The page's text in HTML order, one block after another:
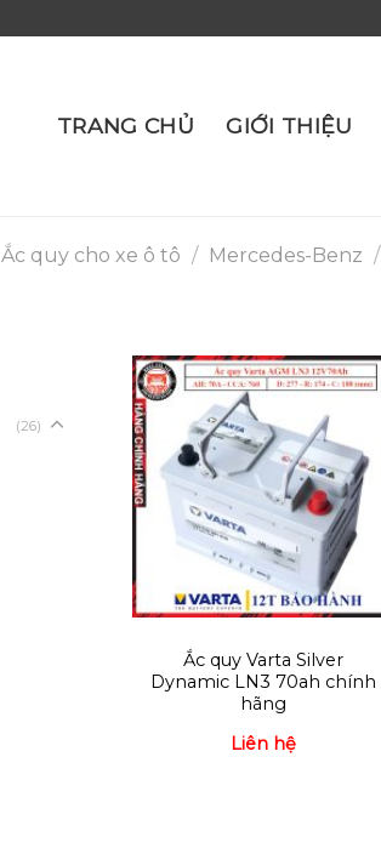
TRANG CHỦ GIỚI THIỆU
Ắc quy cho xe ô tô / Mercedes-Benz /
(26)
Ắc quy Varta Silver
Dynamic LN3 70ah chính
hãng
Liên hệ